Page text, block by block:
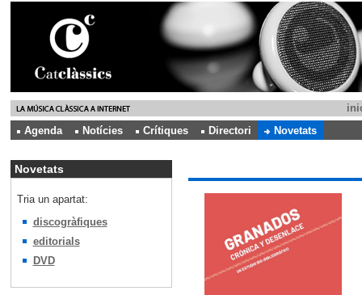
Agenda
Notícies Crítiques Directori Novetats
Novetats
Tria un apartat:
discogràfiques
editorials
DVD